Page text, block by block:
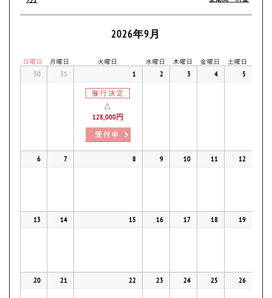
2026年9月
日曜日 月曜日 火曜日 水曜日 木曜日 金曜日 土曜日
30 31 1
△
128,000円
2 3 4 5
6 7 8 9 10 11 12
13 14 15 16 17 18 19
20 21 22 23 24 25 26